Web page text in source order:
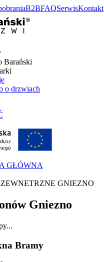
B2BFAQSerwisKontakt
Barański
o drzwiach
GŁÓWNA
GNIEZNO
Gniezno
Bramy